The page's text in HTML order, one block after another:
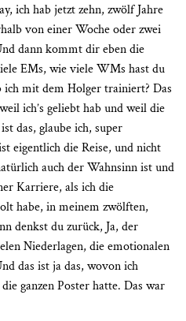
ich hab jetzt zehn, zwölf Jahre
von einer Woche oder zwei
dann kommt dir eben die
EMs, wie viele WMs hast du
mit dem Holger trainiert? Das
ich’s geliebt hab und weil die
das, glaube ich, super
eigentlich die Reise, und nicht
auch der Wahnsinn ist und
Karriere, als ich die
habe, in meinem zwölften,
denkst du zurück, Ja, der
Niederlagen, die emotionalen
das ist ja das, wovon ich
ganzen Poster hatte. Das war